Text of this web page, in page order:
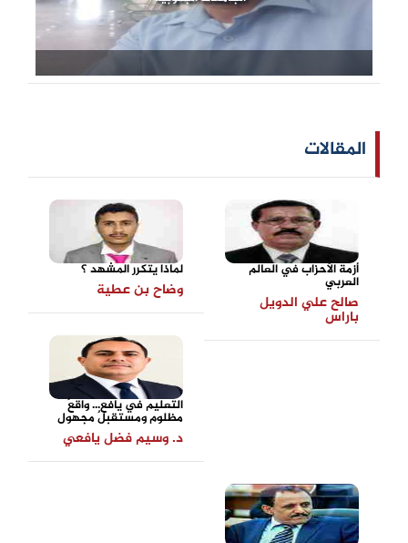
المقالات
أزمة الأحزاب في العالم
العربي
صالح علي الدويل
باراس
لماذا يتكرر المشهد ؟
وضاح بن عطية
التعليم في يافع... واقعٌ
مظلوم ومستقبلٌ مجهول
د. وسيم فضل يافعي